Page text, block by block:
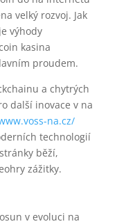
velký rozvoj. Jak
výhody
kasina
proudem.
a chytrých
další inovace v na
na.cz/
technologií
běží,
zážitky.
v evoluci na